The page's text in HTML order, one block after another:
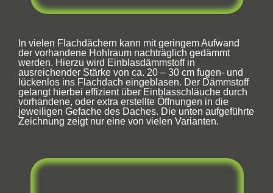
In vielen Flachdächern kann mit geringem Aufwand
der vorhandene Hohlraum nachträglich gedämmt
werden. Hierzu wird Einblasdämmstoff in
ausreichender Stärke von ca. 20 – 30 cm fugen- und
lückenlos ins Flachdach eingeblasen. Der Dämmstoff
gelangt hierbei effizient über Einblasschläuche durch
vorhandene, oder extra erstellte Öffnungen in die
jeweiligen Gefache des Daches. Die unten aufgeführte
Zeichnung zeigt nur eine von vielen Varianten.